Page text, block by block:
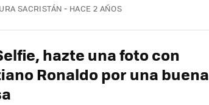
SACRISTÁN HACE 2 AÑOS
hazte una foto con
Ronaldo por una buena